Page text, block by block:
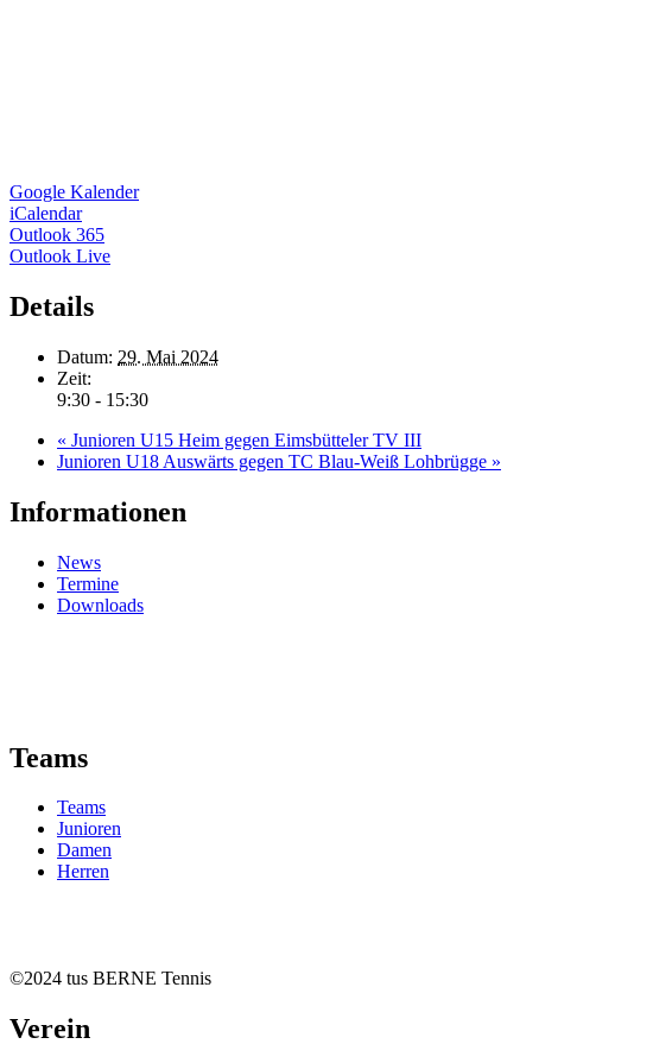
Google Kalender
iCalendar
Outlook 365
Outlook Live
Details
Datum: 29. Mai 2024
Zeit:
9:30 - 15:30
« Junioren U15 Heim gegen Eimsbütteler TV III
Junioren U18 Auswärts gegen TC Blau-Weiß Lohbrügge »
Informationen
News
Termine
Downloads
Teams
Teams
Junioren
Damen
Herren
©2024 tus BERNE Tennis
Verein